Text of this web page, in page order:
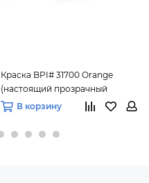
Краска BPI# 31700 Orange
(настоящий прозрачный
оранжевый цвет) 88 мл.
В корзину